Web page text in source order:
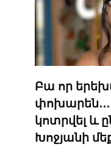
Բա որ
կոտրվել և
Խոջյանի